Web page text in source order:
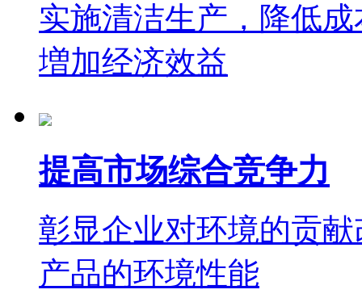
实施清洁生产，降低成
増加经济效益
提高市场综合竞争力
彰显企业对环境的贡献
产品的环境性能